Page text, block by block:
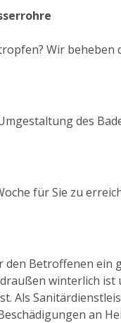
Wir beheben
des
für Sie zu
den Betroffenen ein
winterlich ist
Als
an